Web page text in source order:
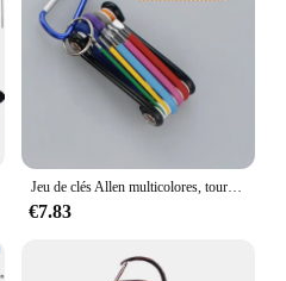
in the world of
have for anyone
and its maintenance.
Jeu de clés Allen multicolores, tournevis hexagonal, universel, 6 angles, 6 lentilles, boule, HTML, document, outils à main, 9 pièces
€7.83